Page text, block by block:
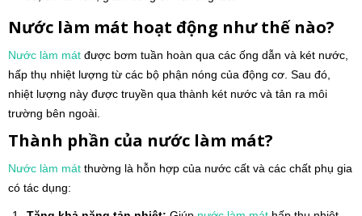
Nước làm mát hoạt động như thế nào?
Nước làm mát được bơm tuần hoàn qua các ống dẫn và két nước,
hấp thụ nhiệt lượng từ các bộ phận nóng của động cơ. Sau đó,
nhiệt lượng này được truyền qua thành két nước và tản ra môi
trường bên ngoài.
Thành phần của nước làm mát?
Nước làm mát thường là hỗn hợp của nước cất và các chất phụ gia
có tác dụng: